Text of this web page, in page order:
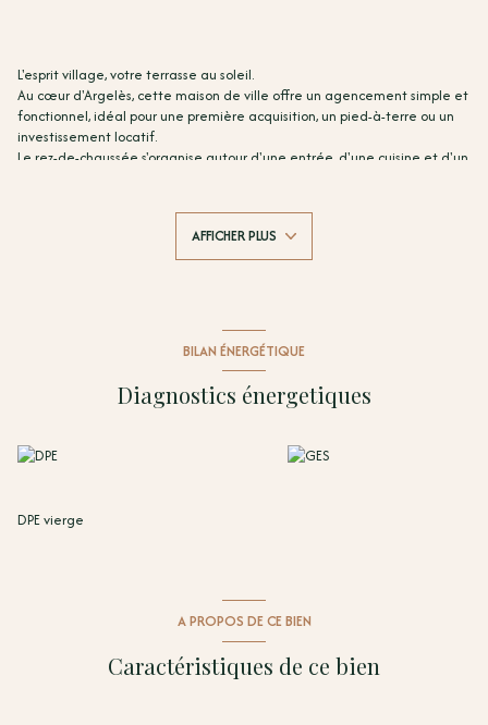
L'esprit village, votre terrasse au soleil.
Au cœur d'Argelès, cette maison de ville offre un agencement simple et
fonctionnel, idéal pour une première acquisition, un pied-à-terre ou un
investissement locatif.
Le rez-de-chaussée s'organise autour d'une entrée, d'une cuisine et d'un
À l'étage, deux chambres au calme.
Commerces, marché et vie de village à pied, plages à quelques minutes
: la douceur de vivre catalane au quotidien.
contact@terra-albera.com
AFFICHER PLUS
BILAN ÉNERGÉTIQUE
Diagnostics énergetiques
DPE vierge
A PROPOS DE CE BIEN
Caractéristiques de ce bien